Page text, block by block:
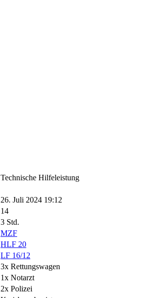
Technische Hilfeleistung
26. Juli 2024 19:12
14
3 Std.
MZF
HLF 20
LF 16/12
3x Rettungswagen
1x Notarzt
2x Polizei